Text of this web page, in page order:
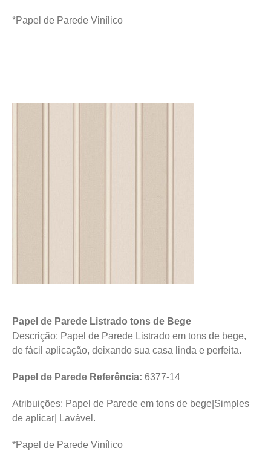
*Papel de Parede Vinílico
Papel de Parede Listrado tons de Bege
Descrição: Papel de Parede Listrado em tons de bege,
de fácil aplicação, deixando sua casa linda e perfeita.
Papel de Parede Referência: 6377-14
Atribuições: Papel de Parede em tons de bege|Simples
de aplicar| Lavável.
*Papel de Parede Vinílico